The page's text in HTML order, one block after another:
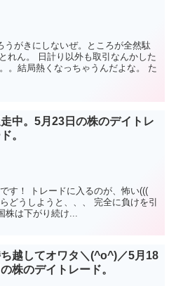
うがきにしないぜ。ところが全然駄
れん。 日計り以外も取引なんかした
。結局熱くなっちゃうんだよな。 た
中。5月23日の株のデイトレ
。
す！ トレードに入るのが、怖い(((
どうしようと、、、 完全に負けを引
株は下がり続け...
越してオワタ＼(^o^)／5月18
の株のデイトレード。